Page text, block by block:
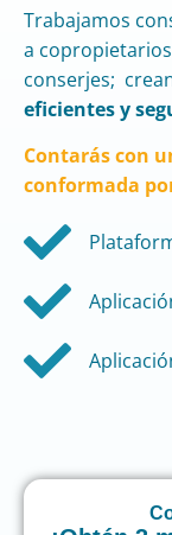
Trabajamos
a
conserjes;
eficientes y
Contarás con
conformada